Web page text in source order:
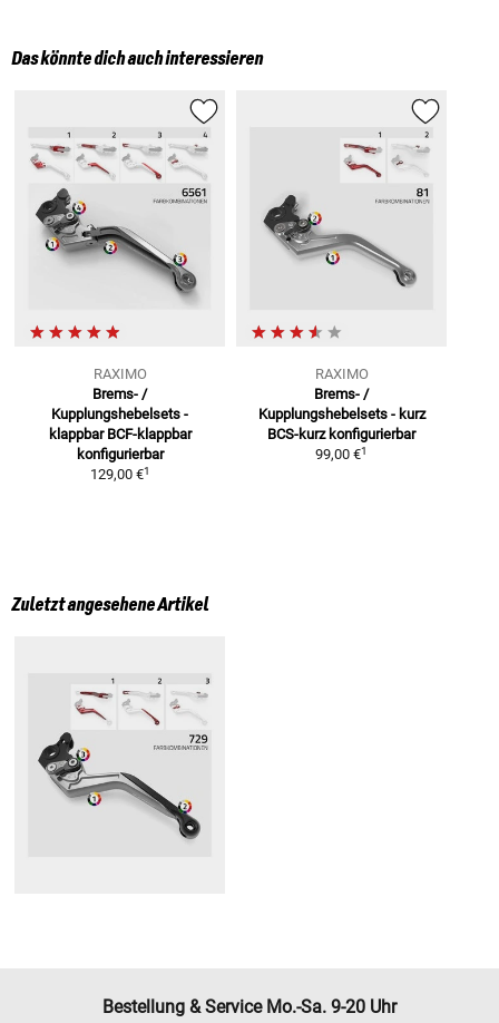
Das könnte dich auch interessieren
RAXIMO
Brems- /
Kupplungshebelsets -
klappbar BCF-klappbar
konfigurierbar
129,00 €1
RAXIMO
Brems- /
Kupplungshebelsets - kurz
BCS-kurz konfigurierbar
99,00 €1
Zuletzt angesehene Artikel
Bestellung & Service Mo.-Sa. 9-20 Uhr